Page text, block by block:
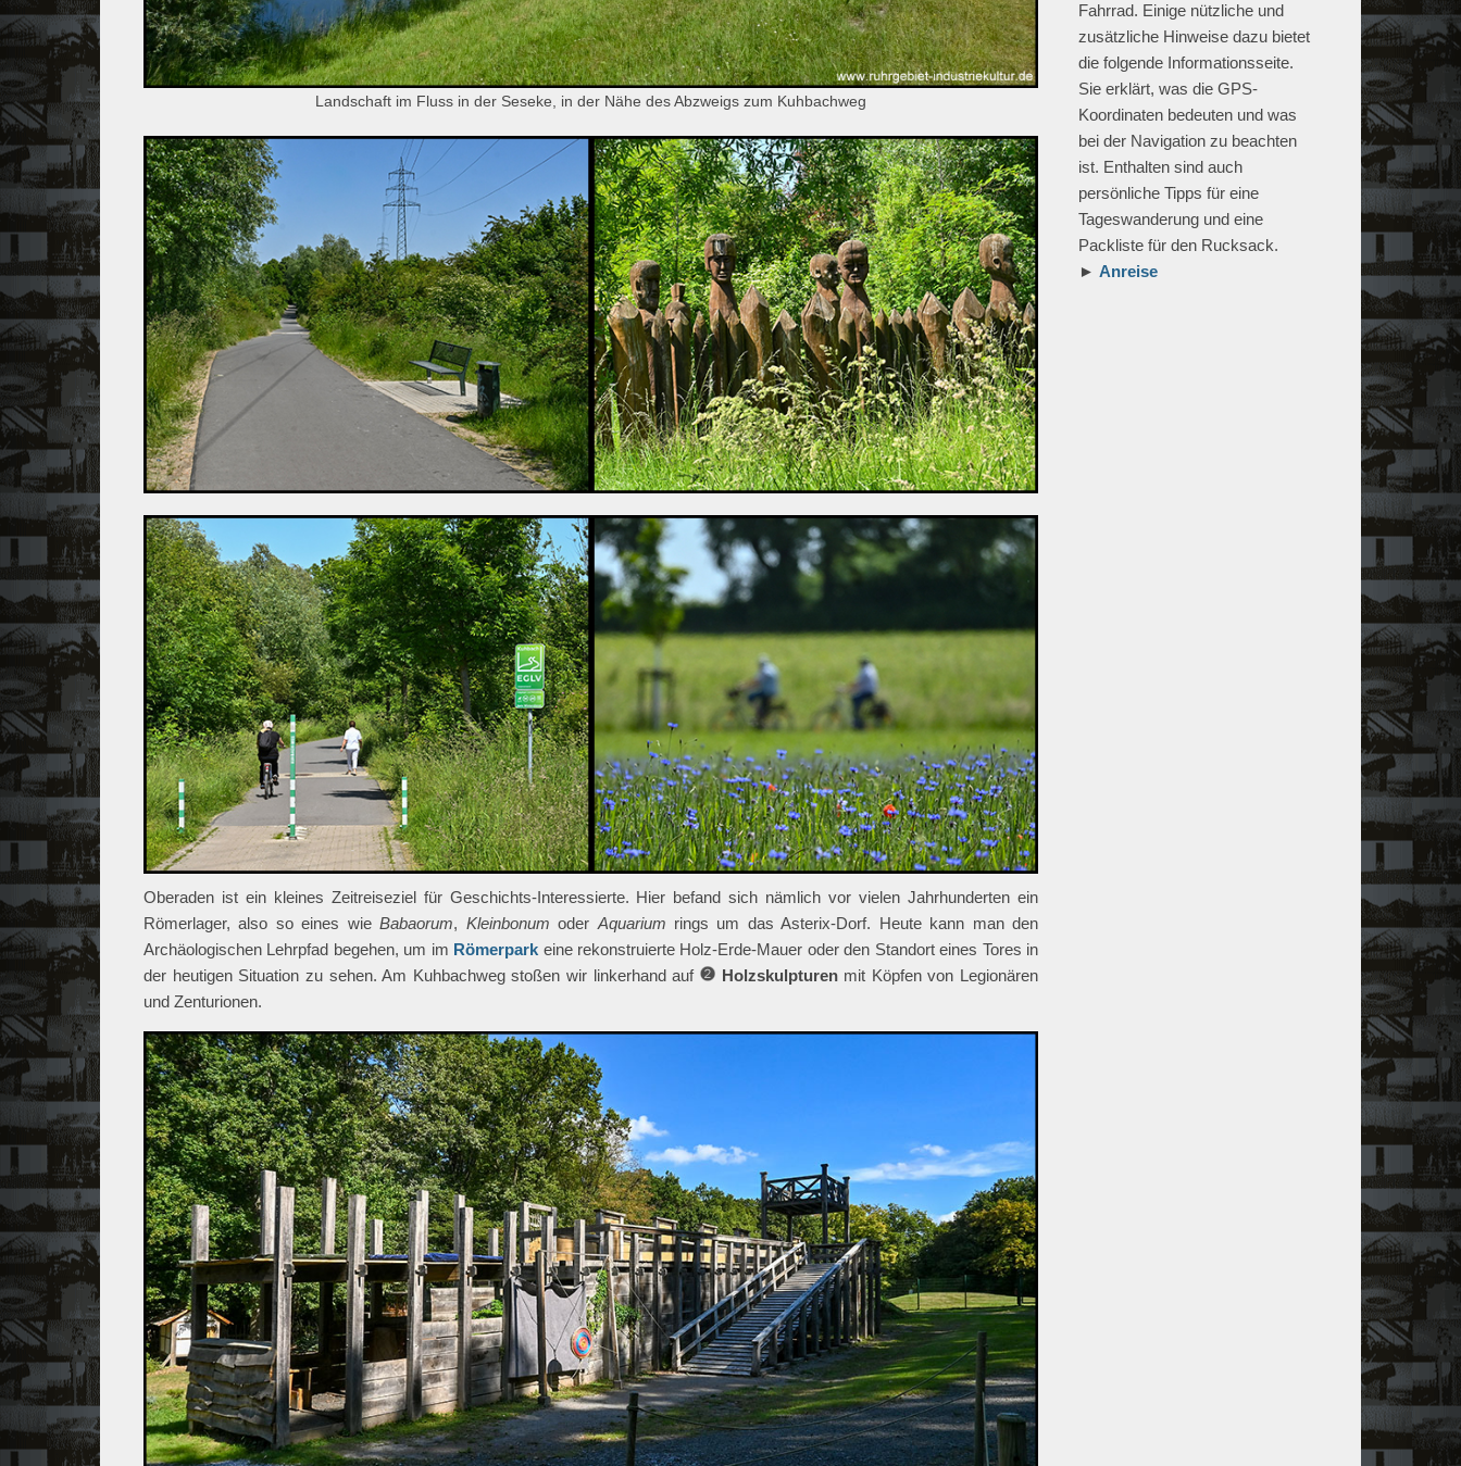
Landschaft im Fluss in der Seseke, in der Nähe des Abzweigs zum Kuhbachweg
Oberaden ist ein kleines Zeitreiseziel für Geschichts-Interessierte. Hier befand sich nämlich vor vielen Jahrhunderten ein
Römerlager, also so eines wieBabaorum, Kleinbonum oder Aquarium rings um das Asterix-Dorf. Heute kann man den
Archäologischen Lehrpfad begehen, um im Römerpark eine rekonstruierte Holz-Erde-Mauer oder den Standort eines Tores in
der heutigen Situation zu sehen. Am Kuhbachweg stoßen wir linkerhand auf
Holzskulpturen mit Köpfen von Legionären
und Zenturionen.
Fahrrad. Einige nützliche und
zusätzliche Hinweise dazu bietet
die folgende Informationsseite.
Sie erklärt, was die GPS-
Koordinaten bedeuten und was
bei der Navigation zu beachten
ist. Enthalten sind auch
persönliche Tipps für eine
Tageswanderung und eine
Packliste für den Rucksack.
► Anreise